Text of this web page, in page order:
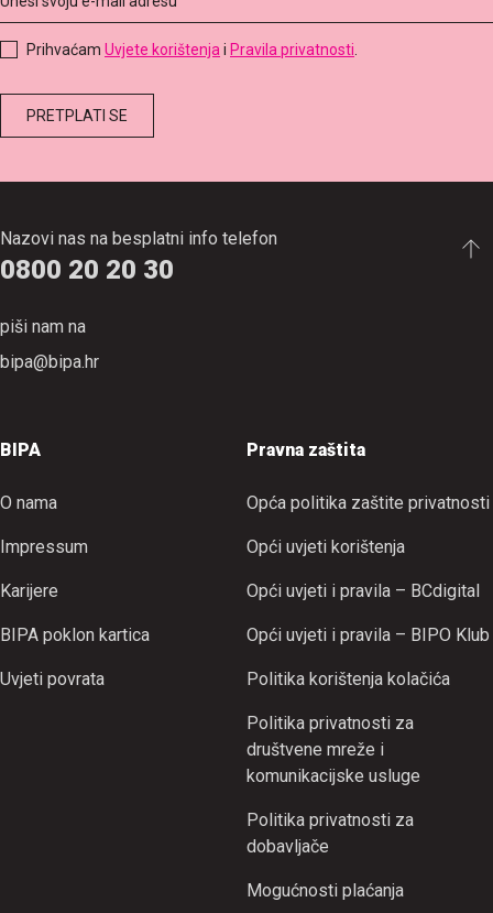
Nazovi nas na besplatni info telefon
0800 20 20 30
piši nam na
bipa@bipa.hr
BIPA
O nama
Impressum
Karijere
BIPA poklon kartica
Uvjeti povrata
Pravna zaštita
Opća politika zaštite privatnosti
Opći uvjeti korištenja
Opći uvjeti i pravila – BCdigital
Opći uvjeti i pravila – BIPO Klub
Politika korištenja kolačića
Politika privatnosti za
društvene mreže i
komunikacijske usluge
Politika privatnosti za
dobavljače
Mogućnosti plaćanja
Prihvaćam Uvjete korištenja i Pravila privatnosti